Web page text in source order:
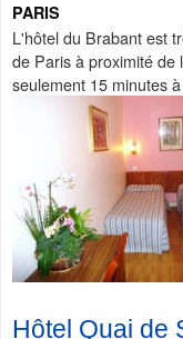
PARIS
L'hôtel du Brabant est
de Paris à proximité de
seulement 15 minutes
Hôtel Quai de